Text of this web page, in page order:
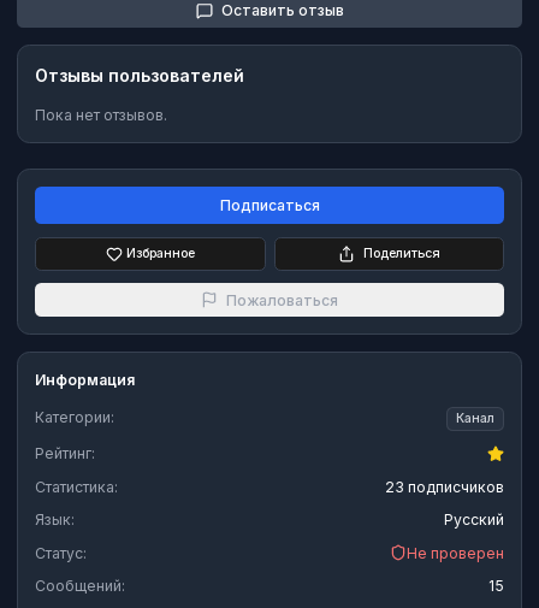
Оставить отзыв
Отзывы пользователей
Пока нет отзывов.
Подписаться
Избранное Поделиться
Пожаловаться
Информация
Категории: Канал
Рейтинг:
Статистика:
23 подписчиков
Язык:
Русский
Статус:
Не проверен
Сообщений:
15